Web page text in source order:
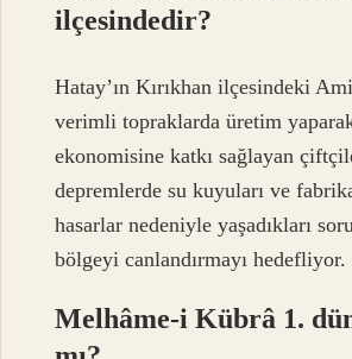
ilçesindedir?
Hatay’ın Kırıkhan ilçesindeki
verimli topraklarda üretim
ekonomisine katkı sağlayan
depremlerde su kuyuları ve
hasarlar nedeniyle yaşadıkları
bölgeyi canlandırmayı hedefliyor.
Melhâme-i Kübrâ 1.